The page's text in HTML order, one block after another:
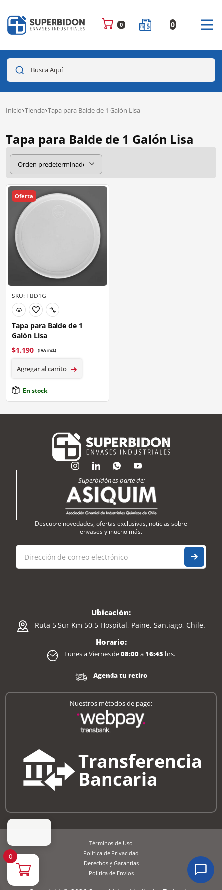
0 0
Busca Aquí
Inicio Tienda Tapa para Balde de 1 Galón Lisa
Tapa para Balde de 1 Galón Lisa
Oferta
SKU: TBD1G
Tapa para Balde de 1
Galón Lisa
$1.190 (IVA incl.)
Agregar al carrito
En stock
Superbidón es parte de:
Descubre novedades, ofertas exclusivas, noticias sobre
envases y mucho más.
Ubicación:
Ruta 5 Sur Km 50,5 Hospital, Paine, Santiago, Chile.
Horario:
Lunes a Viernes de08:00a16:45 hrs.
Agenda tu retiro
Nuestros métodos de pago:
Términos de Uso
Política de Privacidad
Derechos y Garantías
Política de Envíos
0